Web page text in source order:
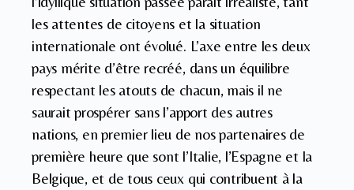
les attentes de citoyens et la situation
internationale ont évolué. L’axe entre les deux
pays mérite d’être recréé, dans un équilibre
respectant les atouts de chacun, mais il ne
saurait prospérer sans l’apport des autres
nations, en premier lieu de nos partenaires de
première heure que sont l’Italie, l’Espagne et la
Belgique, et de tous ceux qui contribuent à la